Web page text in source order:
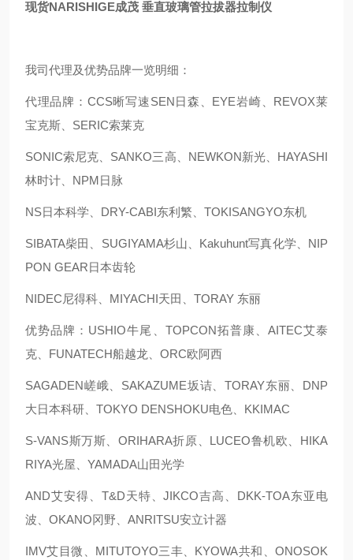
现货NARISHIGE成茂 垂直玻璃管拉拔器拉制仪
我司代理及优势品牌一览明细：
代理品牌：CCS晰写速SEN日森、EYE岩崎、REVOX莱
宝克斯、SERIC索莱克
SONIC索尼克、SANKO三高、NEWKON新光、HAYASHI
林时计、NPM日脉
NS日本科学、DRY-CABI东利繁、TOKISANGYO东机
SIBATA柴田、SUGIYAMA杉山、Kakuhunt写真化学、NIP
PON GEAR日本齿轮
NIDEC尼得科、MIYACHI天田、TORAY 东丽
优势品牌：USHIO牛尾、TOPCON拓普康、AITEC艾泰
克、FUNATECH船越龙、ORC欧阿西
SAGADEN嵯峨、SAKAZUME坂诘、TORAY东丽、DNP
大日本科研、TOKYO DENSHOKU电色、KKIMAC
S-VANS斯万斯、ORIHARA折原、LUCEO鲁机欧、HIKA
RIYA光屋、YAMADA山田光学
AND艾安得、T&D天特、JIKCO吉高、DKK-TOA东亚电
波、OKANO冈野、ANRITSU安立计器
IMV艾目微、MITUTOYO三丰、KYOWA共和、ONOSOK